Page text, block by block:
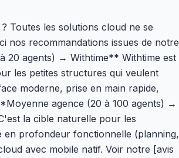
Toutes les solutions cloud ne se
nos recommandations issues de notre
20 agents) → Withtime** Withtime est
les petites structures qui veulent
moderne, prise en main rapide,
agence (20 à 100 agents) →
la cible naturelle pour les
en profondeur fonctionnelle (planning,
avec mobile natif. Voir notre [avis